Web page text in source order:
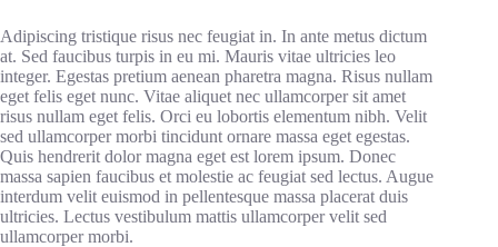
Adipiscing tristique risus nec feugiat in. In ante metus dictum
at. Sed faucibus turpis in eu mi. Mauris vitae ultricies leo
integer. Egestas pretium aenean pharetra magna. Risus nullam
eget felis eget nunc. Vitae aliquet nec ullamcorper sit amet
risus nullam eget felis. Orci eu lobortis elementum nibh. Velit
sed ullamcorper morbi tincidunt ornare massa eget egestas.
Quis hendrerit dolor magna eget est lorem ipsum. Donec
massa sapien faucibus et molestie ac feugiat sed lectus. Augue
interdum velit euismod in pellentesque massa placerat duis
ultricies. Lectus vestibulum mattis ullamcorper velit sed
ullamcorper morbi.